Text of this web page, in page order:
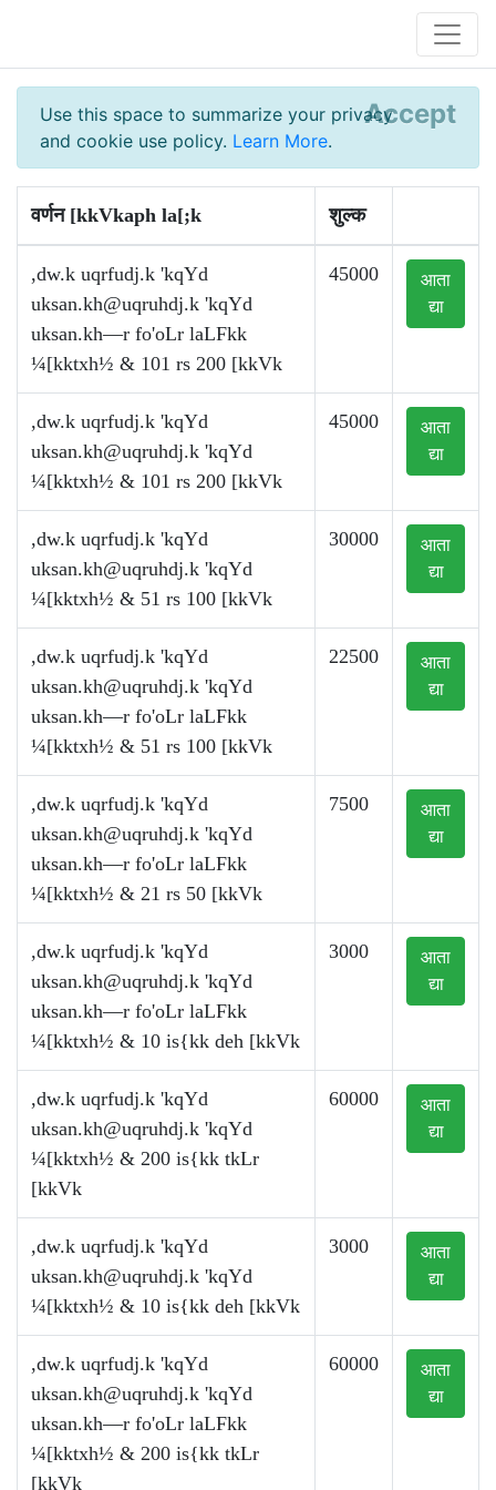
Use this space to summarize your privacy
and cookie use policy. Learn More.
Accept
वर्णन [kkVkaph la[;k शुल्क
,dw.k uqrfudj.k 'kqYd
uksan.kh@uqruhdj.k 'kqYd
uksan.kh—r fo'oLr laLFkk
¼[kktxh½ & 101 rs 200 [kkVk
45000
आता
द्या
,dw.k uqrfudj.k 'kqYd
uksan.kh@uqruhdj.k 'kqYd
¼[kktxh½ & 101 rs 200 [kkVk
45000
आता
द्या
,dw.k uqrfudj.k 'kqYd
uksan.kh@uqruhdj.k 'kqYd
¼[kktxh½ & 51 rs 100 [kkVk
30000
आता
द्या
,dw.k uqrfudj.k 'kqYd
uksan.kh@uqruhdj.k 'kqYd
uksan.kh—r fo'oLr laLFkk
¼[kktxh½ & 51 rs 100 [kkVk
22500
आता
द्या
,dw.k uqrfudj.k 'kqYd
uksan.kh@uqruhdj.k 'kqYd
uksan.kh—r fo'oLr laLFkk
¼[kktxh½ & 21 rs 50 [kkVk
7500
आता
द्या
,dw.k uqrfudj.k 'kqYd
uksan.kh@uqruhdj.k 'kqYd
uksan.kh—r fo'oLr laLFkk
¼[kktxh½ & 10 is{kk deh [kkVk
3000
आता
द्या
,dw.k uqrfudj.k 'kqYd
uksan.kh@uqruhdj.k 'kqYd
¼[kktxh½ & 200 is{kk tkLr
[kkVk
60000
आता
द्या
,dw.k uqrfudj.k 'kqYd
uksan.kh@uqruhdj.k 'kqYd
¼[kktxh½ & 10 is{kk deh [kkVk
3000
आता
द्या
,dw.k uqrfudj.k 'kqYd
uksan.kh@uqruhdj.k 'kqYd
uksan.kh—r fo'oLr laLFkk
¼[kktxh½ & 200 is{kk tkLr
[kkVk
60000
आता
द्या